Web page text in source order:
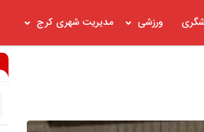
ورزشی مدیریت شهری کرج